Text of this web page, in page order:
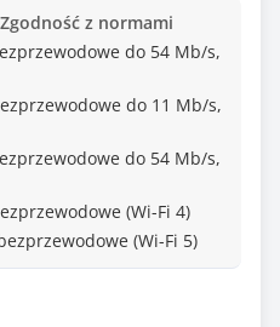
z normami
do 54 Mb/s,
do 11 Mb/s,
do 54 Mb/s,
(Wi-Fi 4)
(Wi-Fi 5)